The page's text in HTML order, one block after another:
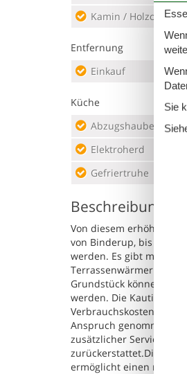
Kamin / Holzofen
Entfernung
Einkauf
Küche
Abzugshaube
Elektroherd
Gefriertruhe
Beschreibung
Von diesem erhöht
von Binderup, bis hin
werden. Es gibt
Terrassenwärmer zur
Grundstück können Sie
werden. Die Kaution
Verbrauchskosten
Anspruch genommene
zusätzlicher Services
zurückerstattet.Die
ermöglicht einen
Sie